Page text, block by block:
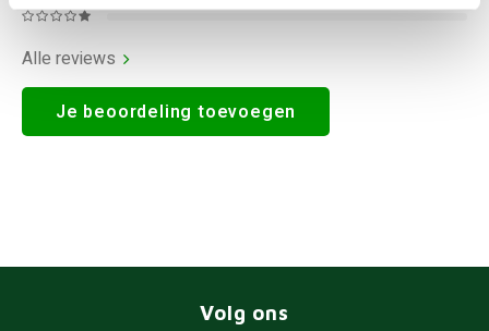
Alle reviews
Je beoordeling toevoegen
Volg ons